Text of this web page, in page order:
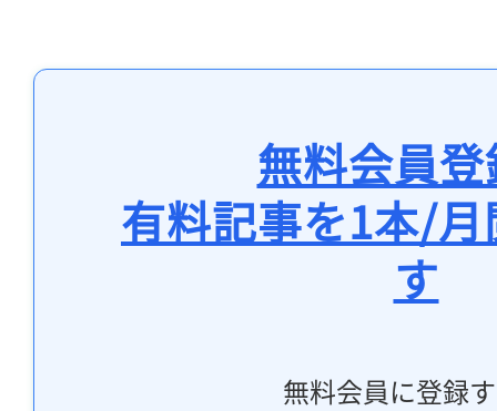
無料会員
有料記事を1本/
す
無料会員に登録